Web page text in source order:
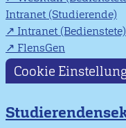
Intranet (Studierende)
Intranet (Bedienstete)
FlensGen
Cookie